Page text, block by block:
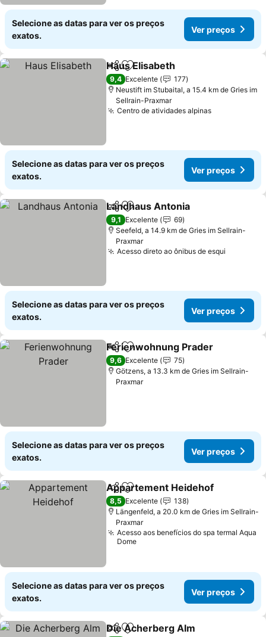
Selecione as datas para ver os preços
exatos.
Ver preços
PartilharAdicionar aos favoritos
Haus Elisabeth
9,4 Excelente
177
Neustift im Stubaital, a 15.4 km de Gries im
Sellrain-Praxmar
Centro de atividades alpinas
Selecione as datas para ver os preços
exatos.
Ver preços
PartilharAdicionar aos favoritos
Landhaus Antonia
9,1 Excelente
69
Seefeld, a 14.9 km de Gries im Sellrain-
Praxmar
Acesso direto ao ônibus de esqui
Selecione as datas para ver os preços
exatos.
Ver preços
PartilharAdicionar aos favoritos
Ferienwohnung Prader
9,6 Excelente
75
Götzens, a 13.3 km de Gries im Sellrain-
Praxmar
Selecione as datas para ver os preços
exatos.
Ver preços
PartilharAdicionar aos favoritos
Appartement Heidehof
8,5 Excelente
138
Längenfeld, a 20.0 km de Gries im Sellrain-
Praxmar
Acesso aos benefícios do spa termal Aqua
Dome
Selecione as datas para ver os preços
exatos.
Ver preços
PartilharAdicionar aos favoritos
Die Acherberg Alm